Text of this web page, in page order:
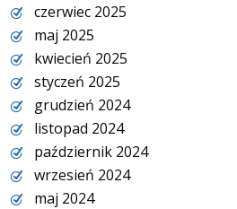
czerwiec 2025
maj 2025
kwiecień 2025
styczeń 2025
grudzień 2024
listopad 2024
październik 2024
wrzesień 2024
maj 2024